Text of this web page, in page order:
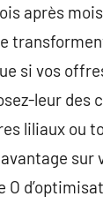
après
si vos
leur
liliaux ou